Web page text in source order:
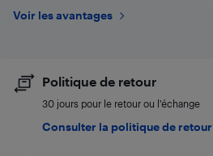
Voir les avantages
Politique de retour
30 jours pour le retour ou l’échange
Consulter la politique de retour